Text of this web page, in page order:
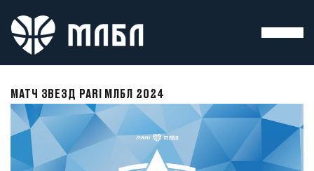
МАТЧ ЗВЕЗД PARI МЛБЛ 2024